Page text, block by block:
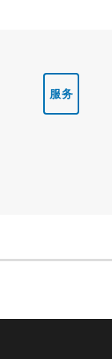
服务